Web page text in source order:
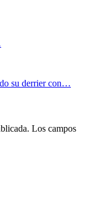
su derrier con…
Los campos